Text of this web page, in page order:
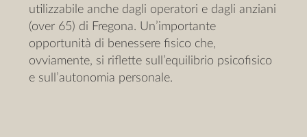
utilizzabile anche dagli operatori e dagli anziani
(over 65) di Fregona. Un’importante
opportunità di benessere fisico che,
ovviamente, si riflette sull’equilibrio psicofisico
e sull’autonomia personale.